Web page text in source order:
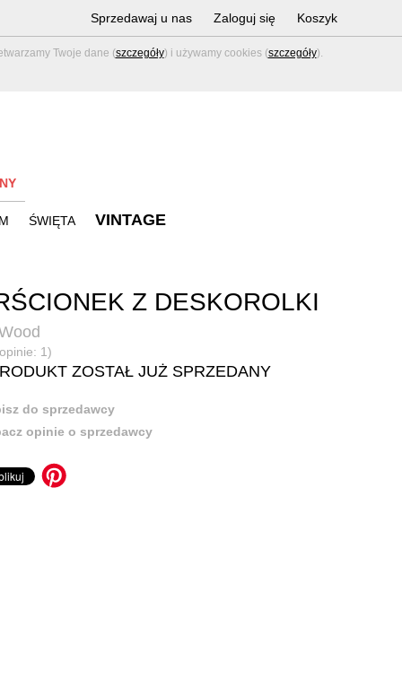
Twoje dane (szczegóły) i używamy cookies (szczegóły).
Sprzedawaj u nas Zaloguj się Koszyk
ŚWIĘTA VINTAGE
Z DESKOROLKI
1)
ZOSTAŁ JUŻ SPRZEDANY
do sprzedawcy
opinie o sprzedawcy